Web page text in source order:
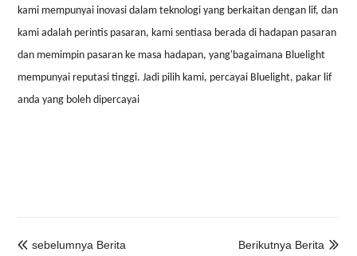
kami mempunyai inovasi dalam teknologi yang berkaitan dengan lif, dan
kami adalah perintis pasaran, kami sentiasa berada di hadapan pasaran
dan memimpin pasaran ke masa hadapan, yang'bagaimana Bluelight
mempunyai reputasi tinggi. Jadi pilih kami, percayai Bluelight, pakar lif
anda yang boleh dipercayai
 sebelumnya Berita 
Berikutnya Berita